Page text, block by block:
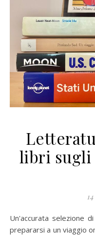
libri sugli
Un'accurata selezione di libri sugli Stati Uniti del sud per
prepararsi a un viaggio